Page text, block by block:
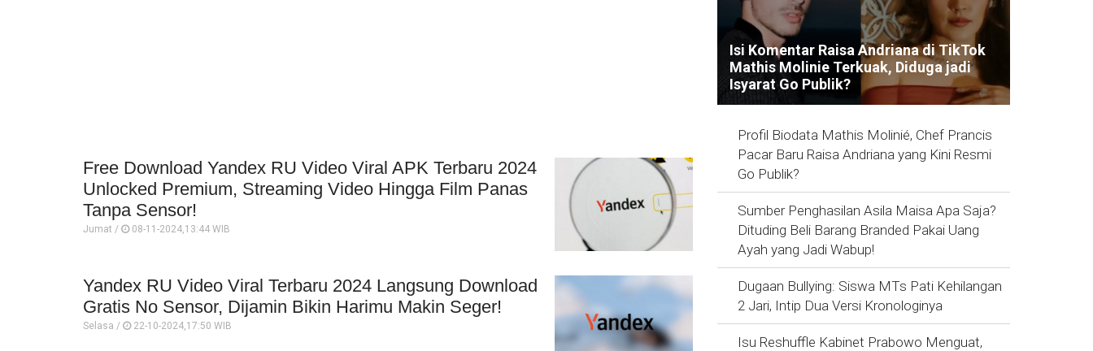
Free Download Yandex RU Video Viral APK Terbaru 2024
Unlocked Premium, Streaming Video Hingga Film Panas
Tanpa Sensor!
Jumat / 08-11-2024,13:44 WIB
Yandex RU Video Viral Terbaru 2024 Langsung Download
Gratis No Sensor, Dijamin Bikin Harimu Makin Seger!
Selasa / 22-10-2024,17:50 WIB
Isi Komentar Raisa Andriana di TikTok
Mathis Molinie Terkuak, Diduga jadi
Isyarat Go Publik?
Profil Biodata Mathis Molinié, Chef Prancis
Pacar Baru Raisa Andriana yang Kini Resmi
Go Publik?
Sumber Penghasilan Asila Maisa Apa Saja?
Dituding Beli Barang Branded Pakai Uang
Ayah yang Jadi Wabup!
Dugaan Bullying: Siswa MTs Pati Kehilangan
2 Jari, Intip Dua Versi Kronologinya
Isu Reshuffle Kabinet Prabowo Menguat,